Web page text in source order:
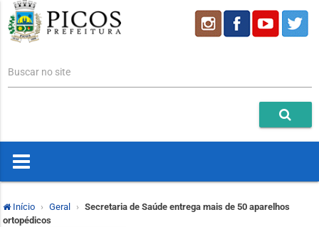
Buscar no site
Início Geral
Secretaria de Saúde entrega mais de 50 aparelhos
ortopédicos